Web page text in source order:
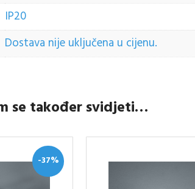
IP20
Dostava nije uključena u cijenu.
se također svidjeti…
-37%